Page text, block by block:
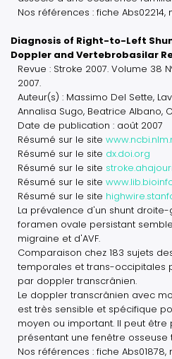
Nos références : fiche Abs02214,
Diagnosis of Right-to-Left
Doppler and Vertebrobasilar
Revue : Stroke 2007. Volume 38
2007.
Auteur(s) : Massimo Del Sette,
Annalisa Sugo, Beatrice Albano,
Date de publication : août 2007
Résumé sur le site
Résumé sur le site dx.doi.org
Résumé sur le site
Résumé sur le site
Résumé sur le site
La prévalence d'un shunt
foramen ovale persistant
migraine et d'AVF.
Comparaison chez 183 sujets
temporales et trans-occipitales
par doppler transcrânien.
Le doppler transcrânien avec
est très sensible et spécifique
moyen ou important. Il peut être
présentant une fenêtre osseuse
Nos références : fiche